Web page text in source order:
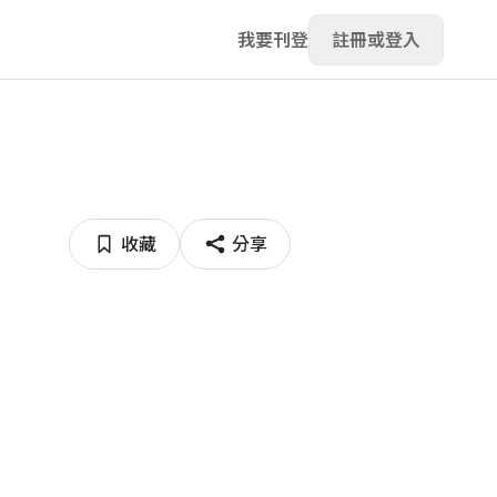
我要刊登 註冊或登入
收藏 分享